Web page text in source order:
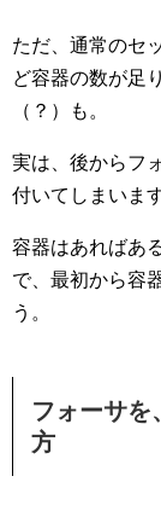
ただ、通常のセ
ど容器の数が足
（？）も。
実は、後からフ
付いてしまいます
容器はあればあ
で、最初から容
う。
フォーサを
方